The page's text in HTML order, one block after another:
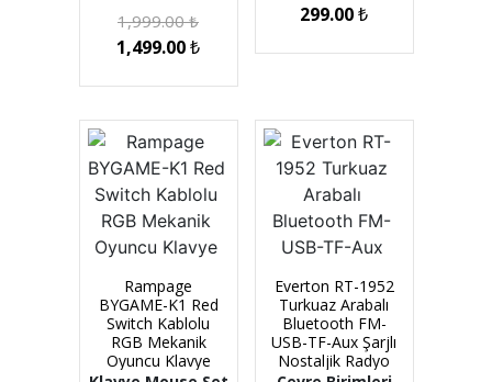
1,999.00₺
1,499.00₺
299.00₺
Rampage
BYGAME-K1 Red
Switch Kablolu
RGB Mekanik
Oyuncu Klavye
Everton RT-1952
Turkuaz Arabalı
Bluetooth FM-
USB-TF-Aux Şarjlı
Nostaljik Radyo